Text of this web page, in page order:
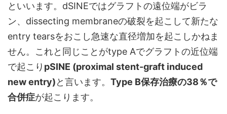
といいます。dSINEではグラフトの遠位端がビラ
ン、dissecting membraneの破裂を起こして新たな
entry tearsをおこし急速な直径増加を起こしかねま
せん。これと同じことがtype Aでグラフトの近位端
で起こり pSINE (proximal stent-graft induced
new entry)と言います。 Type B保存治療の38％で
合併症が起こります。